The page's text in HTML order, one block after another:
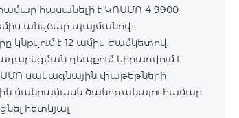
հասանելի է ԿՈՍՄՈ 4 9900
անվճար պայմանով։
կնքվում է 12 ամիս ժամկետով,
դեպքում կիրառվում է
սակագնային փաթեթների
մանրամասն ծանոթանալու համար
հետևյալ